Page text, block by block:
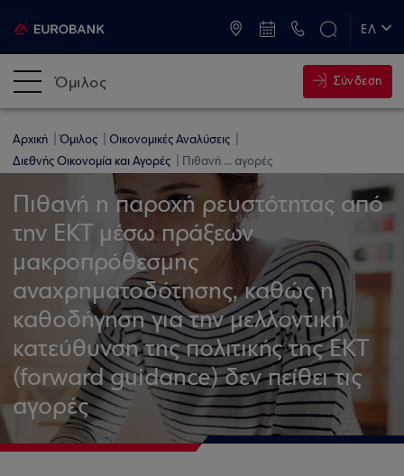
ΕΛ
Όμιλος Σύνδεση
Αρχική Όμιλος
Οικονομικές Αναλύσεις
Διεθνής Οικονομία και Αγορές
Πιθανή ... αγορές
Πιθανή η παροχή ρευστότητας από
την ΕΚΤ μέσω πράξεων
μακροπρόθεσμης
αναχρηματοδότησης, καθώς η
καθοδήγηση για την μελλοντική
κατεύθυνση της πολιτικής της ΕΚΤ
(forward guidance) δεν πείθει τις
αγορές